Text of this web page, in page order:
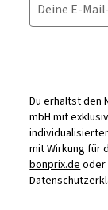
Deine E-
Du erhältst den
mbH mit
mit Wirkung für
bonprix.deoder